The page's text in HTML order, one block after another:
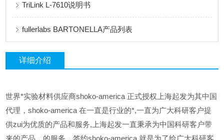
TriLink L-7610说明书
fullerlabs BARTONELLA产品列表
详细介绍
世界*实验材料供应商shoko-america 正式授权上海起发为其中国
代理，shoko-america 在一直是行业的*,一直为广大科研客户提
供zui为优质的产品和服务,上海起发一直秉承为中国科研客户带